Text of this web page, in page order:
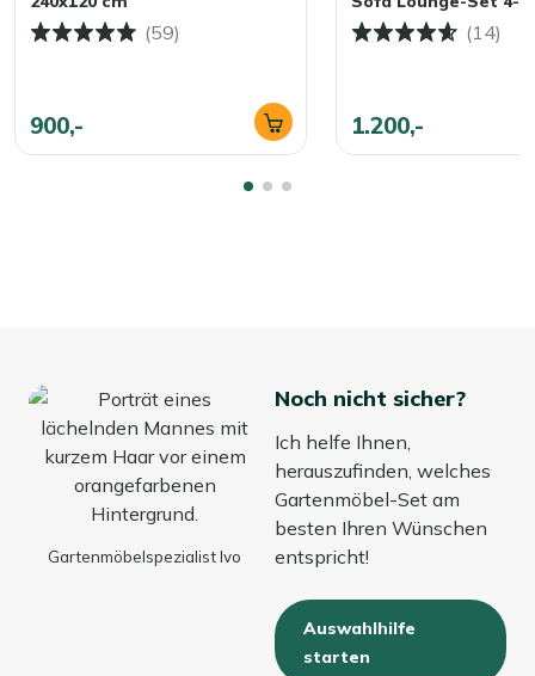
bequem. Unser Tipp: Lagern Sie die Kissen im Herbst und
(59)
900,-
(14)
1.200,-
Gartenmöbelspezialist Ivo
Noch nicht sicher?
Ich helfe Ihnen,
herauszufinden, welches
Gartenmöbel-Set am
besten Ihren Wünschen
entspricht!
Auswahlhilfe
starten